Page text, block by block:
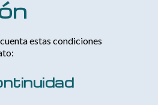
estas condiciones